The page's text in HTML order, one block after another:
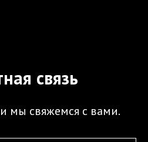
связь
мы свяжемся с вами.